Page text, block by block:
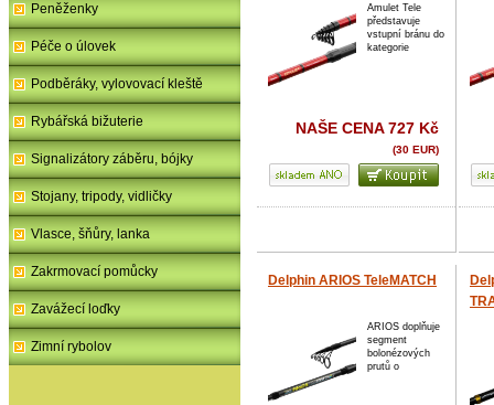
Peněženky
Péče o úlovek
Podběráky, vylovovací kleště
Rybářská bižuterie
Signalizátory záběru, bójky
Stojany, tripody, vidličky
Vlasce, šňůry, lanka
Zakrmovací pomůcky
Zavážecí loďky
Zimní rybolov
Amulet Tele
představuje
vstupní bránu do
kategorie
NAŠE CENA727 Kč
(30 EUR)
Delphin ARIOS TeleMATCH
ARIOS doplňuje
segment
bolonézových
prutů o